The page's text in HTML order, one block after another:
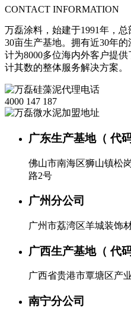
CONTACT INFORMATION
万磊涂料，始建于1991年，
30亩生产基地。拥有近30年
计为8000多位海内外客户提
计其数的整体服务解决方案。
4000 147 187
广东生产基地（ 代码
佛山市南海区狮山镇松
路2号
广州分公司
广州市荔湾区羊城装饰
广西生产基地（ 代
广西省贵港市覃塘区产
南宁分公司